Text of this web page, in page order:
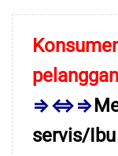
pelanggan
⇒⇔⇒
servis/Ibu